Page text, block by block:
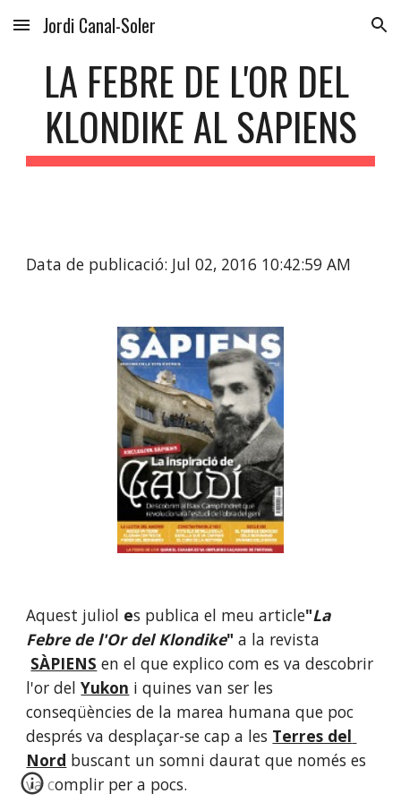
Skip to main content Skip to navigation
Jordi Canal-Soler
LA FEBRE DE L'OR DEL
KLONDIKE AL SAPIENS
Data de publicació: Jul 02, 2016 10:42:59 AM
Aquest juliol es publica el meu article"La
Febre de l'Or del Klondike" a la revista
SÀPIENS en el que explico com es va descobrir
l'or del Yukon i quines van ser les
conseqüències de la marea humana que poc
després va desplaçar-se cap a les Terres del
Nord buscant un somni daurat que només es
va complir per a pocs.